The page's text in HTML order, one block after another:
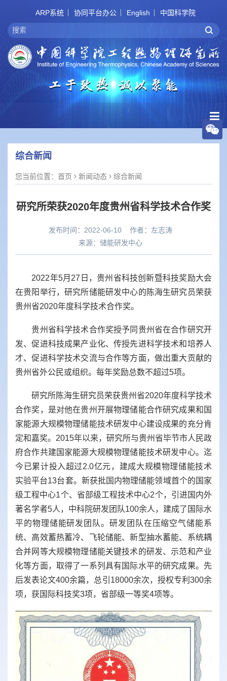
ARP系统 协同平台办公 English 中国科学院
综合新闻
您当前位置： 首页 新闻动态 综合新闻
研究所荣获2020年度贵州省科学技术合作奖
发布时间：2022-06-10 作者： 左志涛
来源： 储能研发中心
2022年5月 27 日，贵州省科技创新暨科技奖励大会
在贵阳举行，研究所储能研发中心的陈海生研究员荣获
贵州省2020年度科学技术合作奖。
贵州省科学技术合作奖授予同贵州省在合作研究开
发、促进科技成果产业化、传授先进科学技术和培养人
才、促进科学技术交流与合作等方面，做出重大贡献的
贵州省外公民或组织。每年奖励总数不超过5项。
研究所陈海生研究员荣获贵州省2020年度科学技术
合作奖，是对他在贵州开展物理储能合作研究成果和国
家能源大规模物理储能技术研发中心建设成果的充分肯
定和嘉奖。 2015年以来，研究所与贵州省毕节市人民政
府合作共建国家能源大规模物理储能技术研发中心。迄
今已累计投入超过2.0亿元，建成大规模物理储能技术
实验平台13台套。新获批国内物理储能领域首个的国家
级工程中心1个、省部级工程技术中心2个，引进国内外
著名学者5人，中科院研发团队100余人，建成了国际水
平的物理储能研发团队。研发团队在压缩空气储能系
统、高效蓄热蓄冷、飞轮储能、新型抽水蓄能、系统耦
合并网等大规模物理储能关键技术的研发、示范和产业
化等方面，取得了一系列具有国际水平的研究成果。先
后发表论文400余篇，总引 18000余次，授权专利 300余
项，获国际科技奖3项，省部级一等奖4项等。